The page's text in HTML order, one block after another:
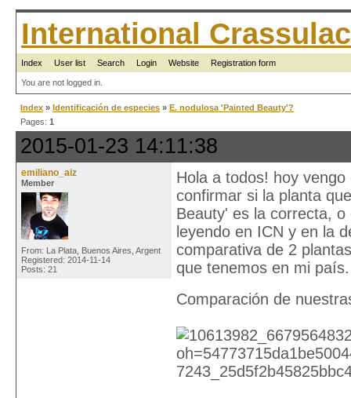
International
Index User list Search Login Website Registration form
You are not logged in.
Index » Identificación de especies » E. nodulosa 'Painted Beauty'?
Pages: 1
2015-01-23 14:11:38
emiliano_aiz
Member
From: La Plata, Buenos Aires, Argent
Registered: 2014-11-14
Posts: 21
Hola a todos! hoy
confirmar si la planta
Beauty' es la correcta,
leyendo en ICN y en la
comparativa de 2
que tenemos en mi país.
Comparación de